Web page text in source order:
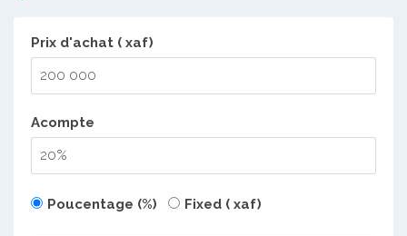
Prix d'achat ( xaf)
Acompte
Poucentage (%) Fixed ( xaf)